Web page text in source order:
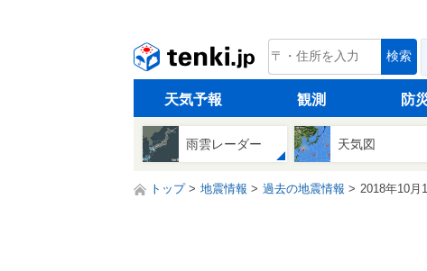
tenki.jp 検索
天気予報 観測 防
雨雲レーダー 天気図
トップ 地震情報 過去の地震情報 2018年10月